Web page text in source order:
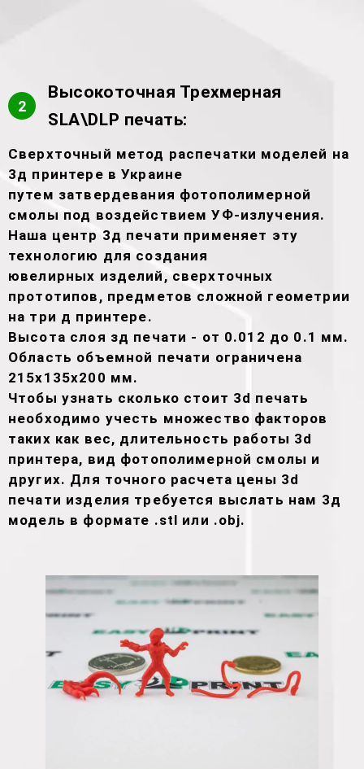
2
Высокоточная Трехмерная
SLA\DLP печать:
Сверхточный метод распечатки моделей на
3д принтере в Украине
путем затвердевания фотополимерной
смолы под воздействием УФ-излучения.
Наша центр 3д печати применяет эту
технологию для создания
ювелирных изделий, сверхточных
прототипов, предметов сложной геометрии
на три д принтере.
Высота слоя зд печати - от 0.012 до 0.1 мм.
Область объемной печати ограничена
215х135х200 мм.
Чтобы узнать сколько стоит 3d печать
необходимо учесть множество факторов
таких как вес, длительность работы 3d
принтера, вид фотополимерной смолы и
других. Для точного расчета цены 3d
печати изделия требуется выслать нам 3д
модель в формате .stl или .obj.